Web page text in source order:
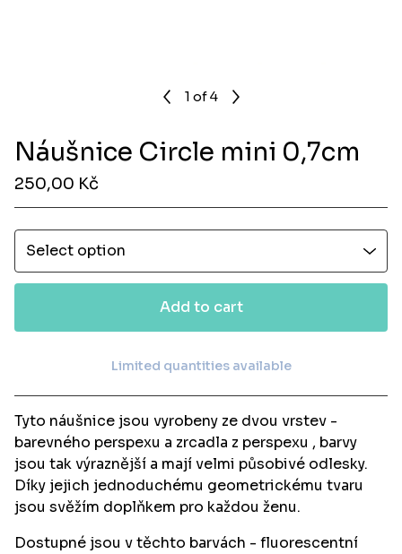
1 of 4
Náušnice Circle mini 0,7cm
250,00 Kč
Add to cart
View cart
Limited quantities available
Tyto náušnice jsou vyrobeny ze dvou vrstev -
barevného perspexu a zrcadla z perspexu , barvy
jsou tak výraznější a mají velmi působivé odlesky.
Díky jejich jednoduchému geometrickému tvaru
jsou svěžím doplňkem pro každou ženu.
Dostupné jsou v těchto barvách - fluorescentní